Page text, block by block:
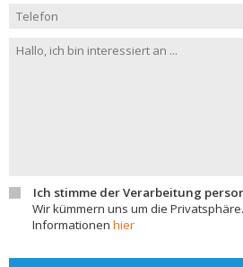
Ich stimme der Verarbeitung
Wir kümmern uns um die
Informationen hier